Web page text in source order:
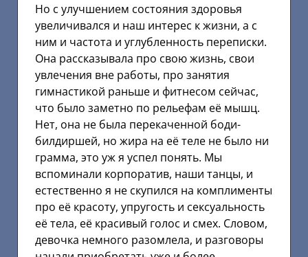
Но с улучшением состояния здоровья
увеличивался и наш интерес к жизни, а с
ним и частота и углубленность переписки.
Она рассказывала про свою жизнь, свои
увлечения вне работы, про занятия
гимнастикой раньше и фитнесом сейчас,
что было заметно по рельефам её мышц.
Нет, она не была перекаченной боди-
билдиршей, но жира на её теле не было ни
грамма, это уж я успел понять. Мы
вспоминали корпоратив, наши танцы, и
естественно я не скупился на комплименты
про её красоту, упругость и сексуальность
её тела, её красивый голос и смех. Словом,
девочка немного разомлела, и разговоры